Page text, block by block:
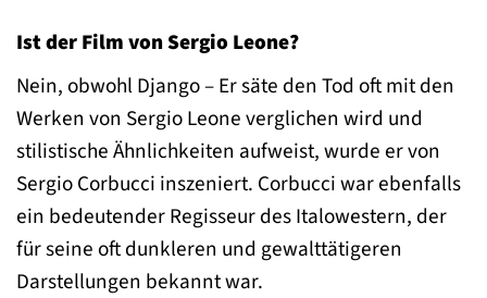
Ist der Film von Sergio Leone?
Nein, obwohl Django – Er säte den Tod oft mit den
Werken von Sergio Leone verglichen wird und
stilistische Ähnlichkeiten aufweist, wurde er von
Sergio Corbucci inszeniert. Corbucci war ebenfalls
ein bedeutender Regisseur des Italowestern, der
für seine oft dunkleren und gewalttätigeren
Darstellungen bekannt war.